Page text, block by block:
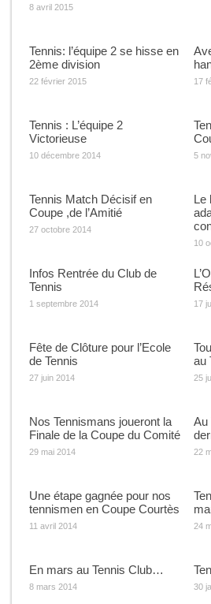
8 avril 2015
Tennis: l’équipe 2 se hisse en
2ème division
22 février 2015 17
Tennis : L’équipe 2
Victorieuse
10 décembre 2014 5
Tennis Match Décisif en
Coupe ,de l’Amitié
27 octobre 2014
Le
10
Infos Rentrée du Club de
Tennis
1 septembre 2014 17
Fête de Clôture pour l’Ecole
de Tennis
27 juin 2014
au
25
Nos Tennismans joueront la
Finale de la Coupe du Comité
29 mai 2014
Au
22
Une étape gagnée pour nos
tennismen en Coupe Courtès
11 avril 2014 24
En mars au Tennis Club…
8 mars 2014 30